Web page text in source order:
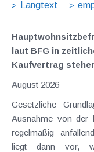
Langtext
laut BFG in
Kaufvertrag
August 2026
Gesetzliche
Ausnahme von der
regelmäßig
liegt dann vor,